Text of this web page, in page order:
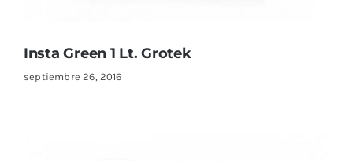
Insta Green 1 Lt. Grotek
septiembre 26, 2016